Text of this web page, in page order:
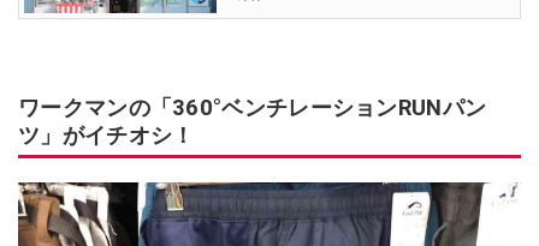
ワークマンの「360°ベンチレーションRUNパン
ツ」がイチオシ！